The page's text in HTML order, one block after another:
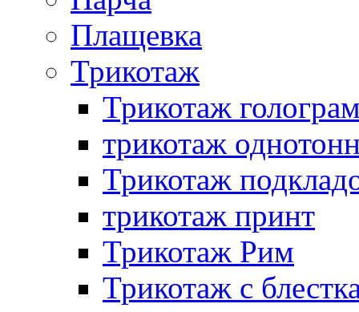
Плащевка
Трикотаж
Трикотаж
трикотаж
Трикотаж
трикотаж принт
Трикотаж Рим
Трикотаж с